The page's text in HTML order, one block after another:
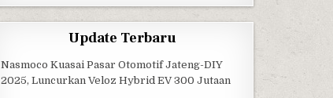
Update Terbaru
Nasmoco Kuasai Pasar Otomotif Jateng-DIY
2025, Luncurkan Veloz Hybrid EV 300 Jutaan